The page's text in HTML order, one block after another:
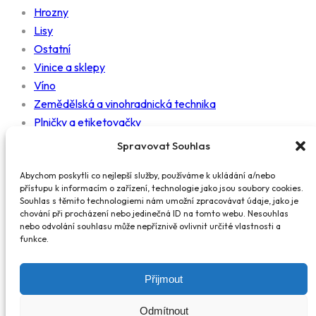
Spravovat Souhlas
Abychom poskytli co nejlepší služby, používáme k ukládání a/nebo
přístupu k informacím o zařízení, technologie jako jsou soubory cookies.
Souhlas s těmito technologiemi nám umožní zpracovávat údaje, jako je
chování při procházení nebo jedinečná ID na tomto webu. Nesouhlas
nebo odvolání souhlasu může nepříznivě ovlivnit určité vlastnosti a
funkce.
Přijmout
Odmítnout
Hrozny
Lisy
Ostatní
Vinice a sklepy
Víno
Zemědělská a vinohradnická technika
Plničky a etiketovačky
Čerpadla
Práce
Diskuzní fórum
© 2025 wine.cz. WINE&CORK a.s., IČO 09666958, sídlo Zelný